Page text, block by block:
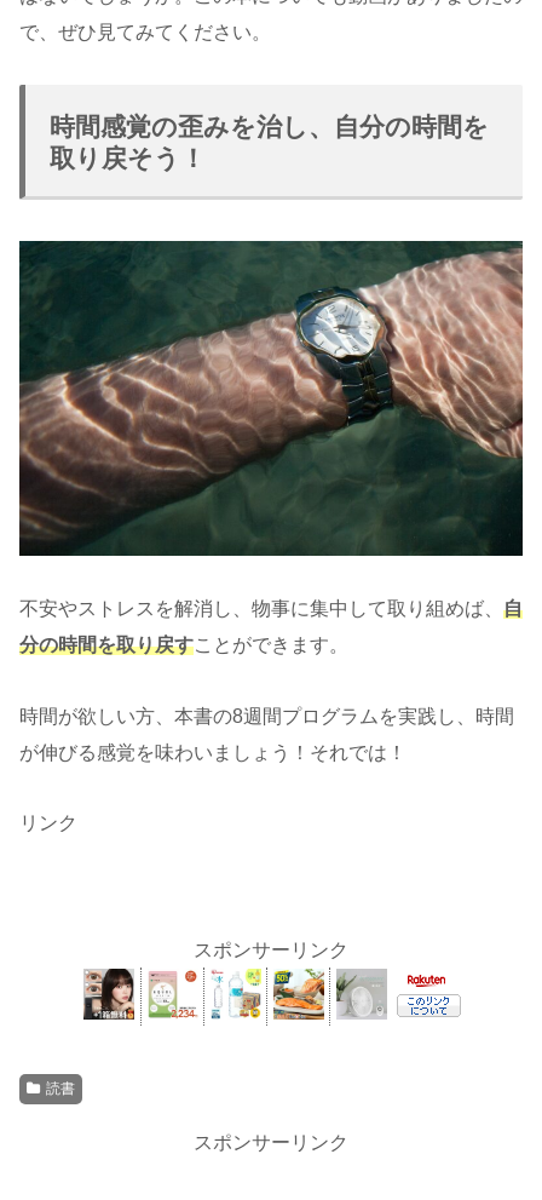
で、ぜひ見てみてください。
時間感覚の歪みを治し、自分の時間を
取り戻そう！
不安やストレスを解消し、物事に集中して取り組めば、 自
分の時間を取り戻すことができます。
時間が欲しい方、本書の8週間プログラムを実践し、時間
が伸びる感覚を味わいましょう！それでは！
リンク
スポンサーリンク
読書
スポンサーリンク